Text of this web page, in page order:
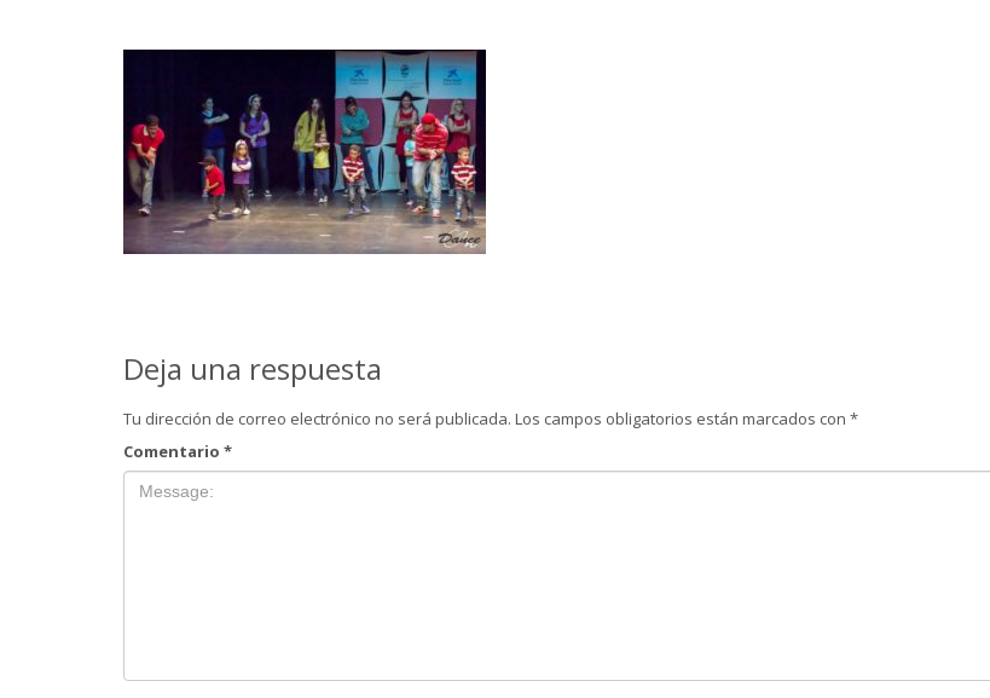
Deja una respuesta
Tu dirección de correo electrónico no será publicada. Los campos obligatorios están marcados con *
Comentario *